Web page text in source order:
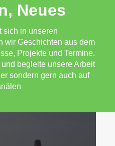
Neues
sich in unseren
wir Geschichten aus dem
Projekte und Termine.
begleite unsere Arbeit
sondern gern auch auf